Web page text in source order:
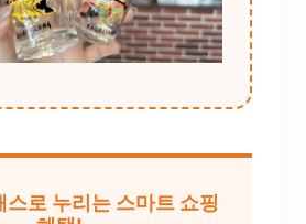
스로 누리는 스마트 쇼핑